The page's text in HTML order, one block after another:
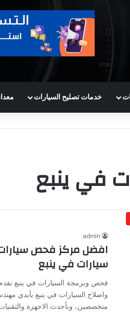
خدمات تصليح السيارات
في ينبع
admin
افضل مركز فحص
سيارات في ينبع
فحص وبرمجة السيارات في ينبع
واصلاح السيارات في ينبع بأيدي
متخصصين، وبأحدث الاجهزة